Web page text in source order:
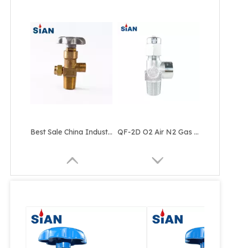
Best Sale China Industrial Gas Cylinder Co2 Cylinder QF-2A8 Axial Type Valve Kuningan Merek SiAN QF-2D O2 Air N2 Gas Cylinder Valve Katup Jenis Jarum Kuningan